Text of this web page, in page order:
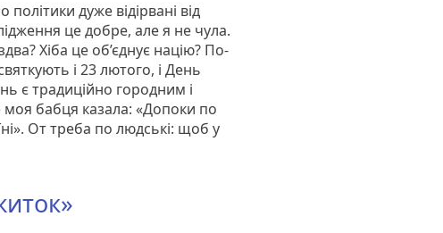
дуже відірвані від
це добре, але я не чула.
Хіба це об’єднує націю? По-
і 23 лютого, і День
є традиційно городним і
бабця казала: «Допоки по
От треба по людські: щоб у